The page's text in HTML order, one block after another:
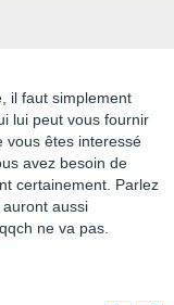
il faut simplement
lui peut vous fournir
vous êtes interessé
avez besoin de
certainement. Parlez
aussi
ne va pas.